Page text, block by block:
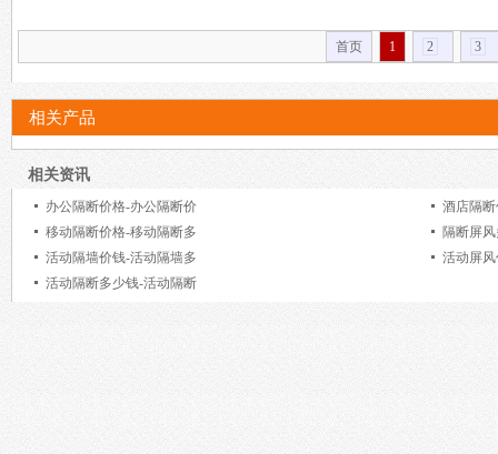
首页 1 2 3
相关产品
相关资讯
办公隔断价格-办公隔断价
酒店隔
移动隔断价格-移动隔断多
隔断屏
活动隔墙价钱-活动隔墙多
活动屏
活动隔断多少钱-活动隔断